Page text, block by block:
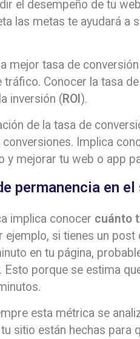
el desempeño de tu
las metas te ayudará a
mejor tasa de
tráfico. Conocer la tasa
inversión (ROI ).
de la tasa de
Implica
y mejorar tu web o app
permanencia en
implica conocer cuánto
ejemplo, si tienes un
en tu página,
Esto porque se estima
esta métrica se
sitio están hechas para